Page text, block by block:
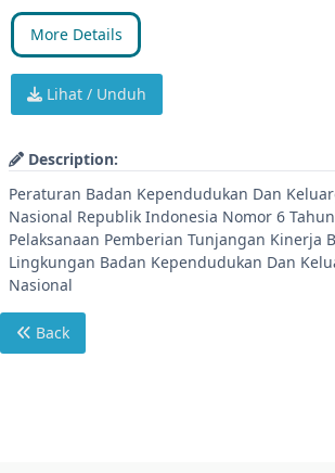
More Details
Lihat / Unduh
Description:
Peraturan Badan Kependudukan Dan
Nasional Republik Indonesia Nomor 6
Pelaksanaan Pemberian Tunjangan Kinerja
Lingkungan Badan Kependudukan Dan
Nasional
Back